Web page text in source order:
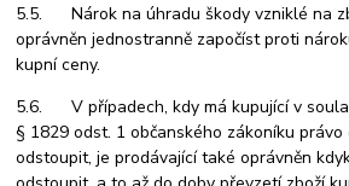
5.5. Nárok na úhradu škody vzniklé na
oprávněn jednostranně započíst proti
kupní ceny.
5.6. V případech, kdy má kupující v
§ 1829 odst. 1 občanského zákoníku
odstoupit, je prodávající také oprávněn